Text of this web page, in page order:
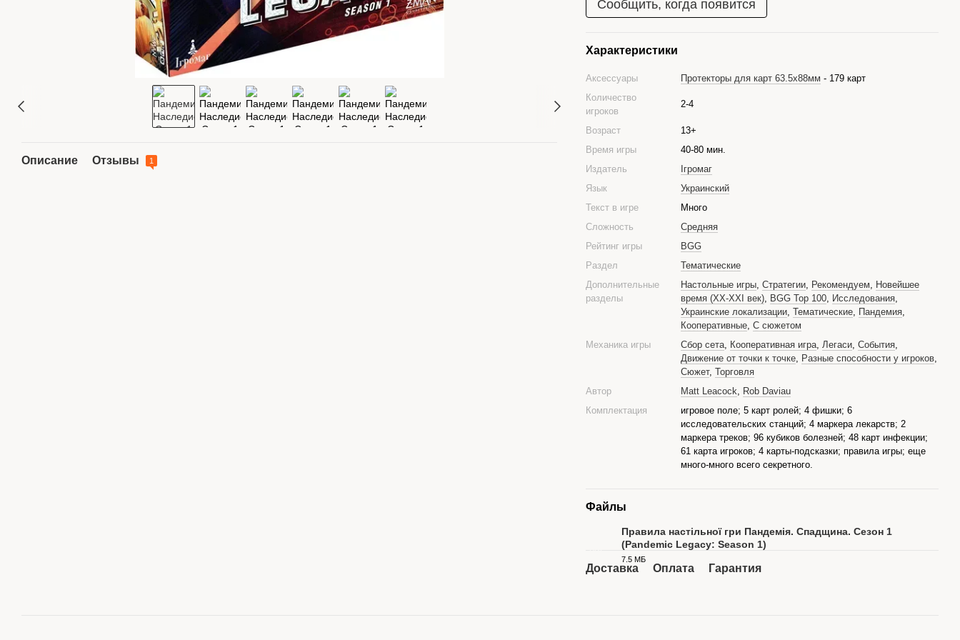
Описание Отзывы 1
Сообщить, когда появится
Характеристики
Аксессуары Протекторы для карт 63.5x88мм - 179 карт
Количество
игроков
2-4
Возраст
13+
Время игры
40-80 мин.
Издатель
Ігромаг
Язык
Украинский
Текст в игре
Много
Сложность
Средняя
Рейтинг игры
BGG
Раздел
Тематические
Дополнительные
разделы
Настольные игры,Стратегии, Рекомендуем, Новейшее
время (XX-XXI век), BGG Top 100, Исследования,
Украинские локализации,Тематические, Пандемия,
Кооперативные,С сюжетом
Механика игры
Сбор сета, Кооперативная игра,Легаси,События,
Движение от точки к точке, Разные способности у игроков,
Сюжет,Торговля
Автор
Matt Leacock, Rob Daviau
Комплектация
игровое поле; 5 карт ролей; 4 фишки; 6
исследовательских станций; 4 маркера лекарств; 2
маркера треков; 96 кубиков болезней; 48 карт инфекции;
61 карта игроков; 4 карты-подсказки; правила игры; еще
много-много всего секретного.
Файлы
Правила настільної гри Пандемія. Спадщина. Сезон 1
(Pandemic Legacy: Season 1)
7.5 МБ
Доставка Оплата Гарантия